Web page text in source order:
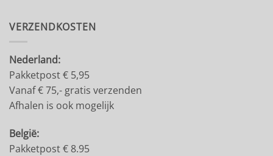
VERZENDKOSTEN
Nederland:
Pakketpost € 5,95
Vanaf € 75,- gratis verzenden
Afhalen is ook mogelijk
België:
Pakketpost € 8.95